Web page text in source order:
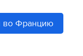
во Францию